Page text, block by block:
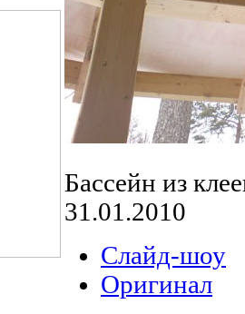
Бассейн из
31.01.2010
Слайд-шоу
Оригинал